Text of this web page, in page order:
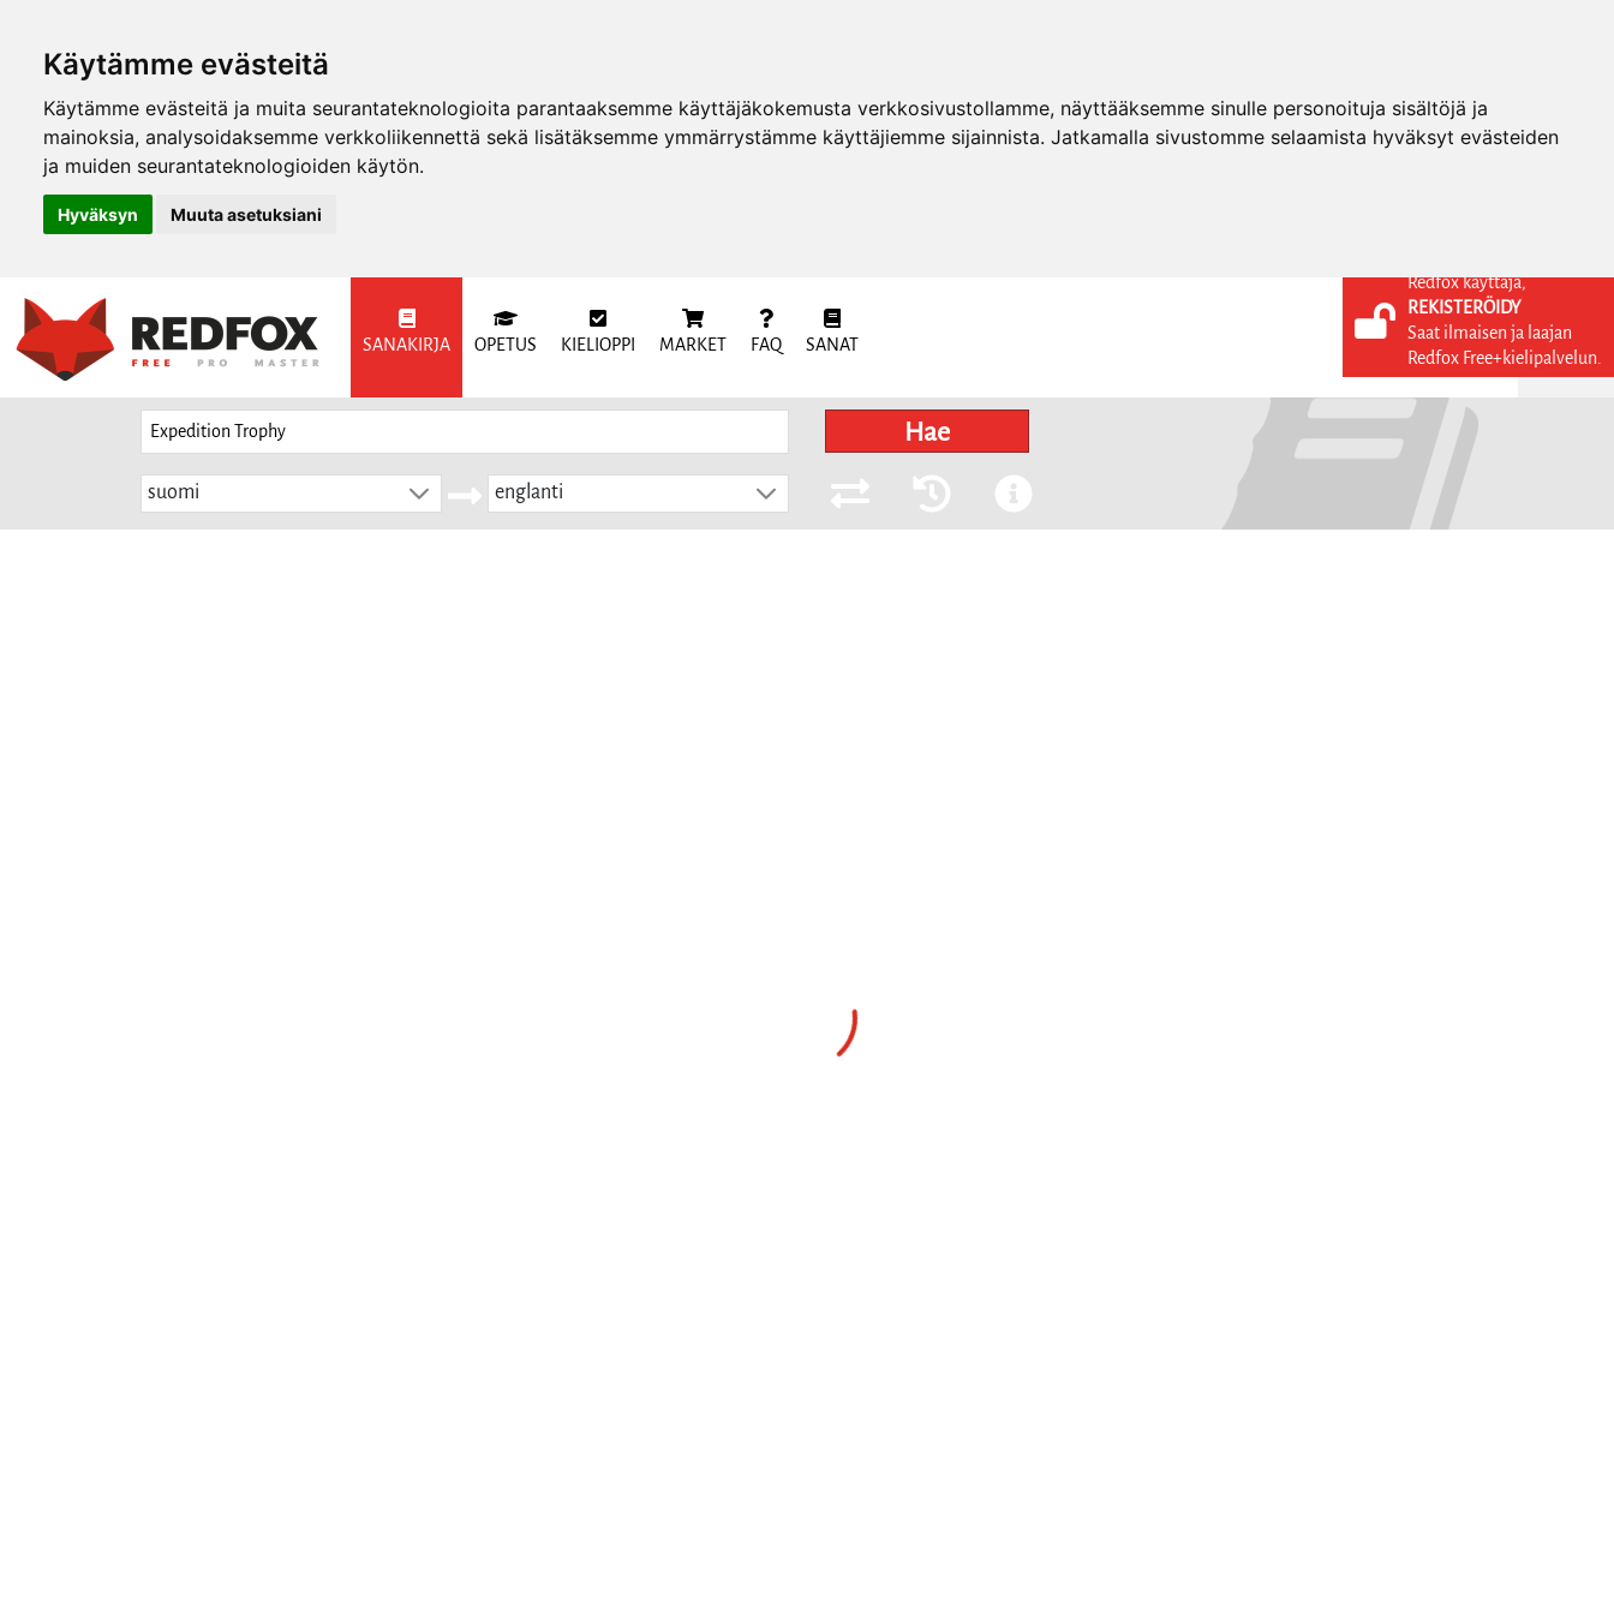
Käytämme evästeitä
Käytämme evästeitä ja muita seurantateknologioita parantaaksemme käyttäjäkokemusta verkkosivustollamme, näyttääksemme sinulle personoituja sisältöjä ja
mainoksia, analysoidaksemme verkkoliikennettä sekä lisätäksemme ymmärrystämme käyttäjiemme sijainnista. Jatkamalla sivustomme selaamista hyväksyt evästeiden
ja muiden seurantateknologioiden käytön.
Hyväksyn Muuta asetuksiani
SANAKIRJA OPETUS KIELIOPPI MARKET FAQ SANAT
KIRJAUDU SISÄÄN
REKISTERÖIDY
Hae
suomi englanti
Redfox käyttäjä,
REKISTERÖIDY
Saat ilmaisen ja laajan
Redfox Free+kielipalvelun.